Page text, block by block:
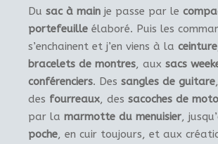
Du sac à main je passe par le
portefeuille élaboré. Puis les
s’enchainent et j’en viens à la ceinture
bracelets de montres, aux sacs
conférenciers. Des sangles de guitare
des fourreaux, des sacoches de moto
par la marmotte du menuisier,
poche, en cuir toujours, et aux